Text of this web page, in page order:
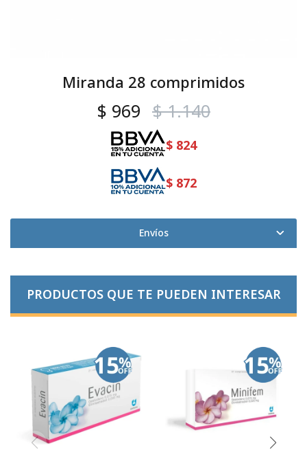
Miranda 28 comprimidos
$ 969 $ 1.140
$ 824
$ 872
Envíos
PRODUCTOS QUE TE PUEDEN INTERESAR